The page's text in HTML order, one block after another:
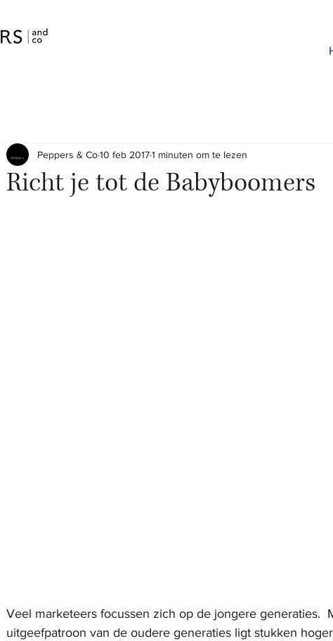
Richt je tot de Babyboomers
Peppers & Co10 feb 20171 minuten om te lezen
Veel marketeers focussen zich op de jongere generaties.
uitgeefpatroon van de oudere generaties ligt stukken